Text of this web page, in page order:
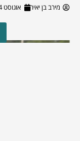
מירב בן יאיר אוגוסט 4, 2026